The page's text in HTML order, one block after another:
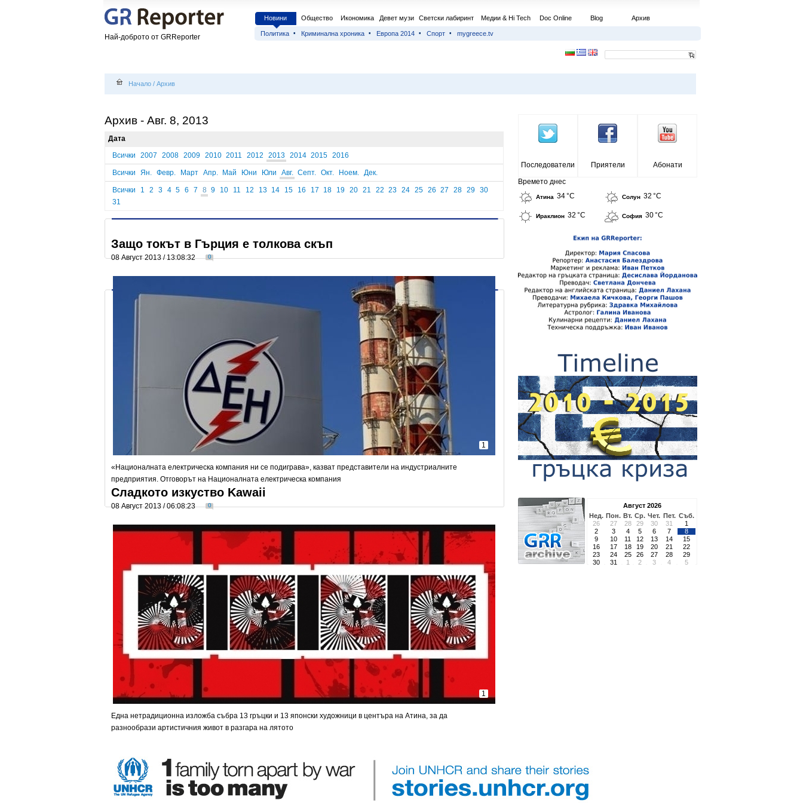
Най-доброто от GRReporter
Новини Общество Икономика Девет музи Светски лабиринт Медии & Hi Tech Doc Online Blog Архив
Политика Криминална хроника Европа 2014 Спорт mygreece.tv
Начало / Архив
Архив - Авг. 8, 2013
Дата
Всички
2007 2008 2009 2010 2011 2012 2013 2014 2015 2016
Всички Ян. Февр. Март Апр. Май Юни Юли Авг. Септ. Окт. Ноем. Дек.
Всички 1 2 3 4 5 6 7 8 9 10 11 12 13 14 15 16 17 18 19 20 21 22 23 24 25 26 27 28 29 30
31
Защо токът в Гърция е толкова скъп
08 Август 2013 / 13:08:32 0
1
«Националната електрическа компания ни се подиграва», казват представители на индустриалните
предприятия. Отговорът на Националната електрическа компания
Сладкото изкуство Kawaii
08 Август 2013 / 06:08:23 0
1
Една нетрадиционна изложба събра 13 гръцки и 13 японски художници в центъра на Атина, за да
разнообрази артистичния живот в разгара на лятото
Последователи Приятели
Абонати
Времето днес
Атина 34 °C Солун 32 °C
Ираклион 32 °C София 30 °C
Август 2026
Нед. Пон. Вт. Ср. Чет. Пет. Съб.
26
27 28 29 30 31
1
2
3 4 5 6 7
8
9
10 11 12 13 14
15
16
17 18 19 20 21
22
23
24 25 26 27 28
29
30
31 1 2 3 4 5